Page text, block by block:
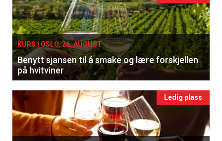
KURS I OSLO, 26. AUGUST
Benytt sjansen til å smake og lære forskjellen
på hvitviner
Ledig plass